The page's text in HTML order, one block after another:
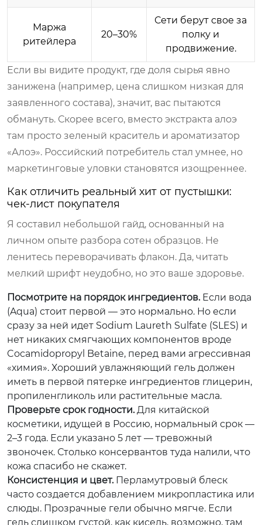
Маржа
ритейлера
20–30%
Сети берут свое за
полку и
продвижение.
Если вы видите продукт, где доля сырья явно
занижена (например, цена слишком низкая для
заявленного состава), значит, вас пытаются
обмануть. Скорее всего, вместо экстракта алоэ
там просто зеленый краситель и ароматизатор
«Алоэ». Российский потребитель стал умнее, но
маркетинговые уловки становятся изощреннее.
Как отличить реальный хит от пустышки:
чек-лист покупателя
Я составил небольшой гайд, основанный на
личном опыте разбора сотен образцов. Не
ленитесь переворачивать флакон. Да, читать
мелкий шрифт неудобно, но это ваше здоровье.
Посмотрите на порядок ингредиентов.Если вода
(Aqua) стоит первой — это нормально. Но если
сразу за ней идет Sodium Laureth Sulfate (SLES) и
нет никаких смягчающих компонентов вроде
Cocamidopropyl Betaine, перед вами агрессивная
«химия». Хороший увлажняющий гель должен
иметь в первой пятерке ингредиентов глицерин,
пропиленгликоль или растительные масла.
Проверьте срок годности.Для китайской
косметики, идущей в Россию, нормальный срок —
2–3 года. Если указано 5 лет — тревожный
звоночек. Столько консервантов туда налили, что
кожа спасибо не скажет.
Консистенция и цвет.Перламутровый блеск
часто создается добавлением микропластика или
слюды. Прозрачные гели обычно мягче. Если
гель слишком густой, как кисель, возможно, там